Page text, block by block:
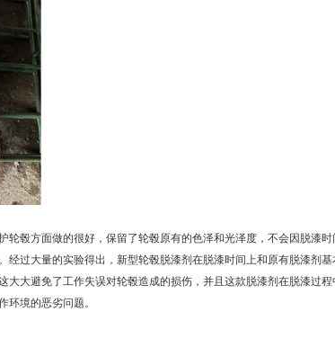
轮毂方面做的很好，保留了轮毂原有的色泽和光泽度，不会因脱漆
经过大量的实验得出，新型轮毂脱漆剂在脱漆时间上和原有脱漆剂
大大避免了工作失误对轮毂造成的损伤，并且这款脱漆剂在脱漆过
环境的恶劣问题。